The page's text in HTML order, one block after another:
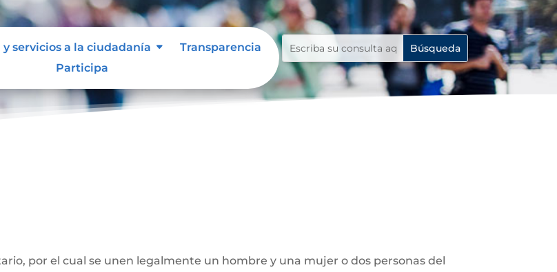
servicios a la ciudadanía
Transparencia
Participa
por el cual se unen legalmente un hombre y una mujer o dos personas del